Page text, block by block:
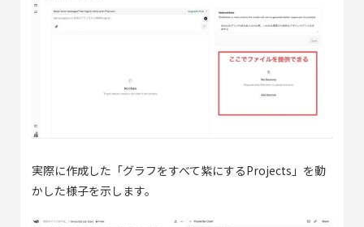
実際に作成した「グラフをすべて紫にするProjects」を動
かした様子を示します。